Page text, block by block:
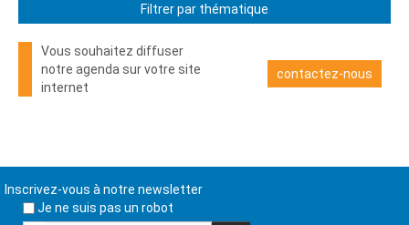
Filtrer par thématique
Vous souhaitez diffuser
notre agenda sur votre site
internet
contactez-nous
Inscrivez-vous à notre newsletter
Je ne suis pas un robot